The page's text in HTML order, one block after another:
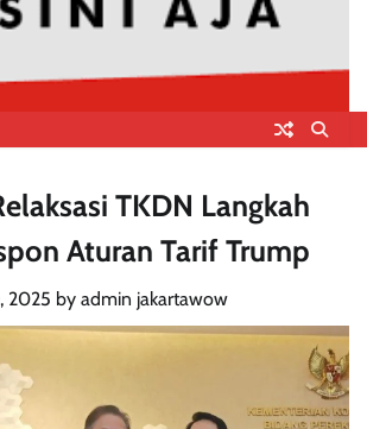
TKDN Langkah
Aturan Tarif Trump
2025 by admin jakartawow